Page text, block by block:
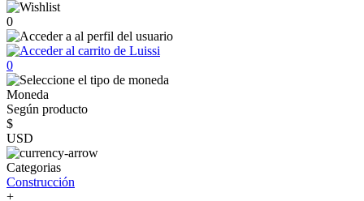
0
0
Moneda
Según producto
$
USD
Categorias
Construcción
+